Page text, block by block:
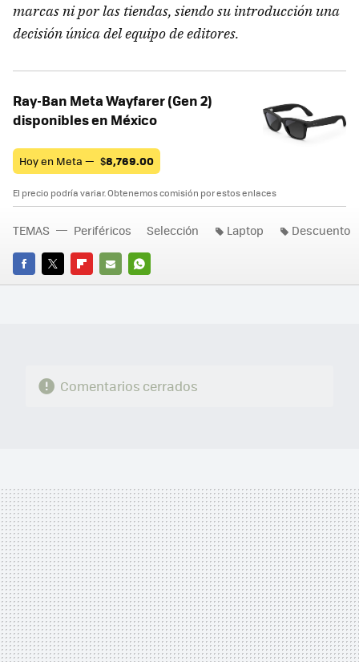
marcas ni por las tiendas, siendo su introducción una
decisión única del equipo de editores.
Ray-Ban Meta Wayfarer (Gen 2)
disponibles en México
Hoy en Meta — $8,769.00
El precio podría variar. Obtenemos comisión por estos enlaces
FACEBOOK
TWITTERFLIPBOARD
E-
WHATSAPP
TEMAS Periféricos Selección Laptop Descuento
Comentarios cerrados